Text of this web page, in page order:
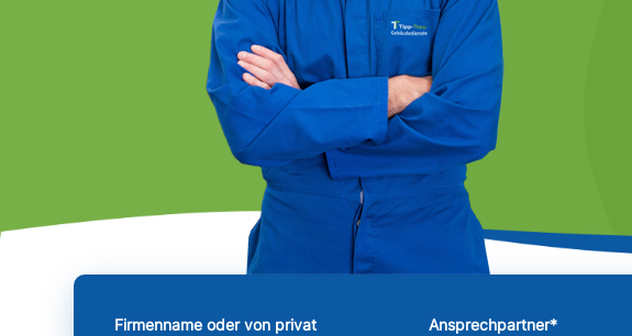
Firmenname oder von privat Ansprechpartner*